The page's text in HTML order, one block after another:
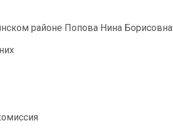
районе Попова Нина Борисовна